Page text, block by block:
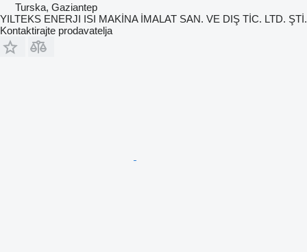
Turska, Gaziantep
YILTEKS ENERJI ISI MAKİNA İMALAT SAN. VE DIŞ TİC. LTD. ŞTİ.
Kontaktirajte prodavatelja